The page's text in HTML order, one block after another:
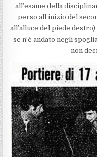
all’esame della
perso all’inizio del
all’alluce del piede
se n’è andato negli
non